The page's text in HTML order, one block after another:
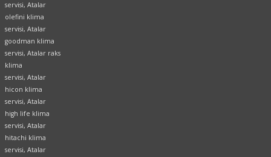
servisi, Atalar
olefini klima
servisi, Atalar
goodman klima
servisi, Atalar raks
klima
servisi, Atalar
hicon klima
servisi, Atalar
high life klima
servisi, Atalar
hitachi klima
servisi, Atalar